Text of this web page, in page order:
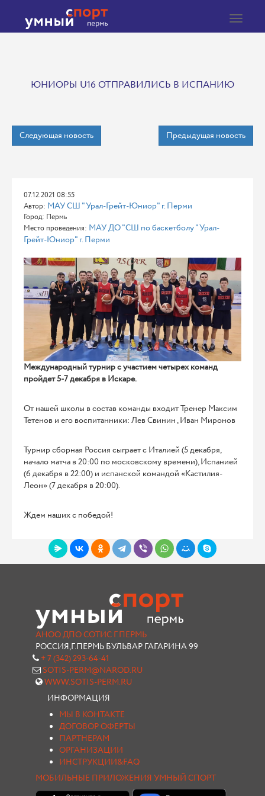
Toggle
ЮНИОРЫ U16 ОТПРАВИЛИСЬ В ИСПАНИЮ
Следующая новость Предыдущая новость
07.12.2021 08:55
Автор: МАУ СШ "Урал-Грейт-Юниор" г. Перми
Город: Пермь
Место проведения: МАУ ДО "СШ по баскетболу "Урал-
Грейт-Юниор" г. Перми
Международный турнир с участием четырех команд
пройдет 5-7 декабря в Искаре.
От нашей школы в состав команды входит Тренер Максим
Тетенов и его воспитанники: Лев Свинин , Иван Миронов
Турнир сборная Россия сыграет с Италией (5 декабря,
начало матча в 20:00 по московскому времени), Испанией
(6 декабря в 22:00) и испанской командой «Кастилия-
Леон» (7 декабря в 20:00).
Ждем наших с победой!
АНОО ДПО СОТИС Г.ПЕРМЬ
РОССИЯ,Г.ПЕРМЬ БУЛЬВАР ГАГАРИНА 99
+ 7 (342) 293-64-41
SOTIS-PERM@NAROD.RU
WWW.SOTIS-PERM.RU
ИНФОРМАЦИЯ
МЫ В КОНТАКТЕ
ДОГОВОР ОФЕРТЫ
ПАРТНЕРАМ
ОРГАНИЗАЦИИ
ИНСТРУКЦИИ&FAQ
МОБИЛЬНЫЕ ПРИЛОЖЕНИЯ УМНЫЙ СПОРТ